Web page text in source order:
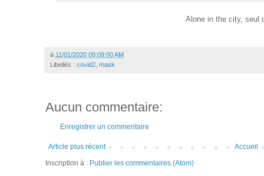
Alone in the city, seul
à 11/01/2020 09:09:00 AM
Libellés : covid2 mask
Aucun commentaire:
Enregistrer un commentaire
Article plus récent
Accueil
Inscription à : Publier les commentaires (Atom)